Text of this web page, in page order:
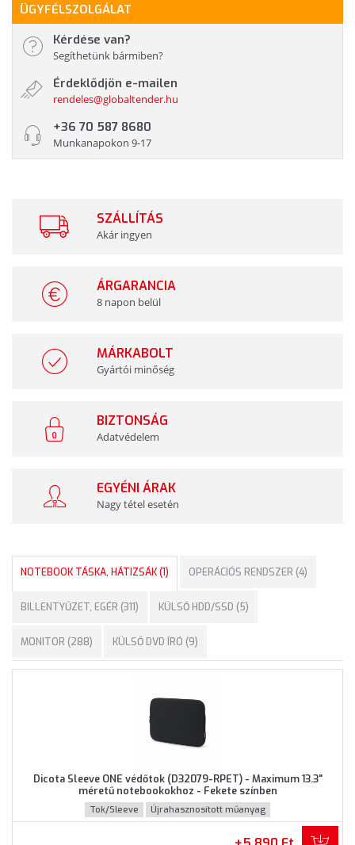
ÜGYFÉLSZOLGÁLAT
Kérdése van?
Segíthetünk bármiben?
Érdeklődjön e-mailen
rendeles@globaltender.hu
+36 70 587 8680
Munkanapokon 9-17
SZÁLLÍTÁS
Akár ingyen
ÁRGARANCIA
8 napon belül
MÁRKABOLT
Gyártói minőség
BIZTONSÁG
Adatvédelem
EGYÉNI ÁRAK
Nagy tétel esetén
NOTEBOOK TÁSKA, HÁTIZSÁK (1) OPERÁCIÓS RENDSZER (4)
BILLENTYŰZET, EGÉR (311) KÜLSŐ HDD/SSD (5)
MONITOR (288) KÜLSŐ DVD ÍRÓ (9)
Dicota Sleeve ONE védőtok (D32079-RPET) - Maximum 13.3"
méretű notebookokhoz - Fekete színben
Tok/Sleeve Újrahasznosított műanyag